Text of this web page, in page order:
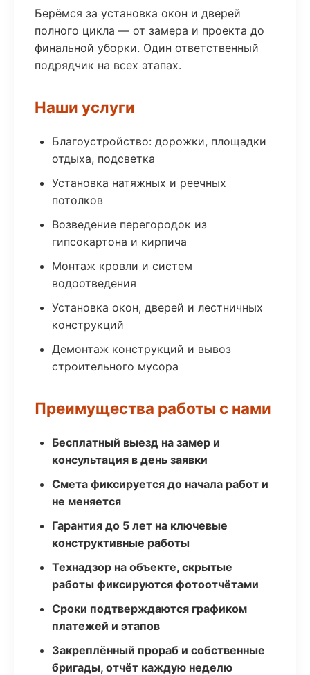
Берёмся за установка окон и дверей
полного цикла — от замера и проекта до
финальной уборки. Один ответственный
подрядчик на всех этапах.
Наши услуги
Благоустройство: дорожки, площадки
отдыха, подсветка
Установка натяжных и реечных
потолков
Возведение перегородок из
гипсокартона и кирпича
Монтаж кровли и систем
водоотведения
Установка окон, дверей и лестничных
конструкций
Демонтаж конструкций и вывоз
строительного мусора
Преимущества работы с нами
Бесплатный выезд на замер и
консультация в день заявки
Смета фиксируется до начала работ и
не меняется
Гарантия до 5 лет на ключевые
конструктивные работы
Технадзор на объекте, скрытые
работы фиксируются фотоотчётами
Сроки подтверждаются графиком
платежей и этапов
Закреплённый прораб и собственные
бригады, отчёт каждую неделю